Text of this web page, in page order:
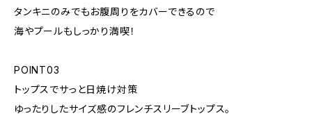
タンキニのみでもお腹周りをカバーできるので
海やプールもしっかり満喫！
POINT03
トップスでサっと日焼け対策
ゆったりしたサイズ感のフレンチスリーブトップス。